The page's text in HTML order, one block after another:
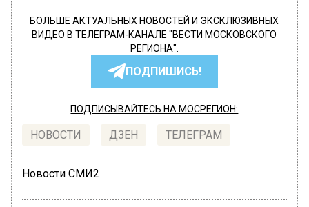
БОЛЬШЕ АКТУАЛЬНЫХ НОВОСТЕЙ И ЭКСКЛЮЗИВНЫХ
ВИДЕО В ТЕЛЕГРАМ-КАНАЛЕ "ВЕСТИ МОСКОВСКОГО
РЕГИОНА".
ПОДПИШИСЬ!
ПОДПИСЫВАЙТЕСЬ НА МОСРЕГИОН:
НОВОСТИ ДЗЕН ТЕЛЕГРАМ
Новости СМИ2